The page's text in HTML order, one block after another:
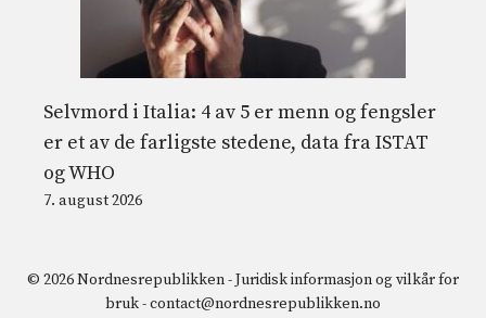
Selvmord i Italia: 4 av 5 er menn og fengsler
er et av de farligste stedene, data fra ISTAT
og WHO
7. august 2026
© 2026 Nordnesrepublikken -Juridisk informasjon og vilkår for
bruk-contact@nordnesrepublikken.no